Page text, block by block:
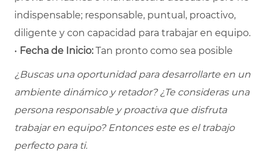
indispensable; responsable, puntual, proactivo,
diligente y con capacidad para trabajar en equipo.
• Fecha de Inicio: Tan pronto como sea posible
¿Buscas una oportunidad para desarrollarte en un
ambiente dinámico y retador? ¿Te consideras una
persona responsable y proactiva que disfruta
trabajar en equipo? Entonces este es el trabajo
perfecto para ti.